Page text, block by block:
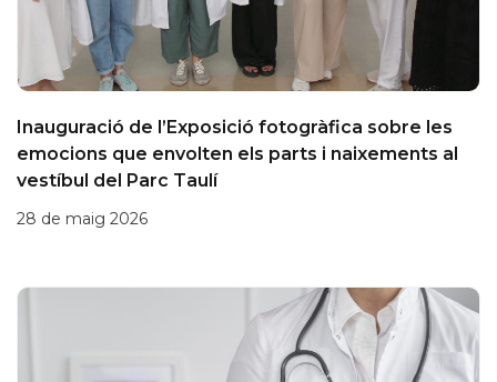
Inauguració de l’Exposició fotogràfica sobre les
emocions que envolten els parts i naixements al
vestíbul del Parc Taulí
28 de maig 2026